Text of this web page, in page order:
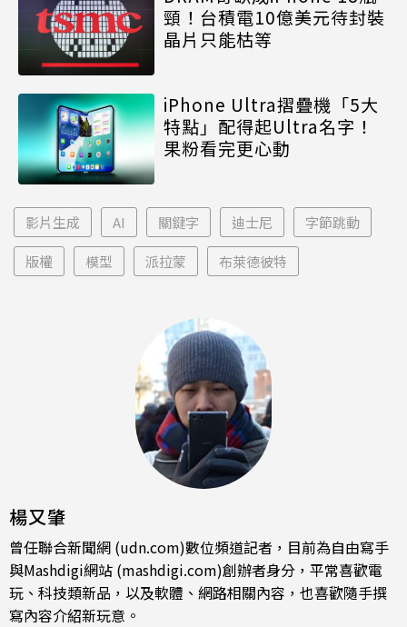
頸！台積電10億美元待封裝
晶片只能枯等
iPhone Ultra摺疊機「5大
特點」配得起Ultra名字！
果粉看完更心動
影片生成 AI 關鍵字 迪士尼 字節跳動
版權 模型 派拉蒙 布萊德彼特
楊又肇
曾任聯合新聞網 (udn.com)數位頻道記者，目前為自由寫手
與Mashdigi網站 (mashdigi.com)創辦者身分，平常喜歡電
玩、科技類新品，以及軟體、網路相關內容，也喜歡隨手撰
寫內容介紹新玩意。